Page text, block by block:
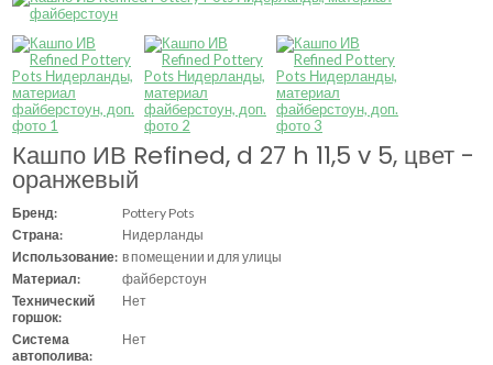
Кашпо ИВ Refined, d 27 h 11,5 v 5, цвет -
оранжевый
Бренд:
Pottery Pots
Страна:
Нидерланды
Использование: в помещении и для улицы
Материал:
файберстоун
Технический
горшок:
Нет
Система
автополива:
Нет